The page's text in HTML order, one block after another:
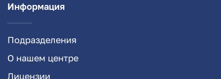
Информация
Подразделения
О нашем центре
Лицензии